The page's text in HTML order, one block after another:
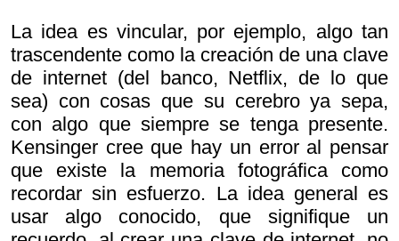
La idea es vincular, por ejemplo, algo tan
trascendente como la creación de una clave
de internet (del banco, Netflix, de lo que
sea) con cosas que su cerebro ya sepa,
con algo que siempre se tenga presente.
Kensinger cree que hay un error al pensar
que existe la memoria fotográfica como
recordar sin esfuerzo. La idea general es
usar algo conocido, que signifique un